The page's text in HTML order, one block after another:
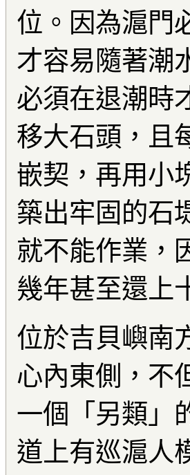
位。因為滬門
才容易隨著潮
必須在退潮時
移大石頭，且
嵌契，再用小
築出牢固的石
就不能作業，
幾年甚至還上
位於吉貝嶼南
心內東側，不
一個「另類」
道上有巡滬人